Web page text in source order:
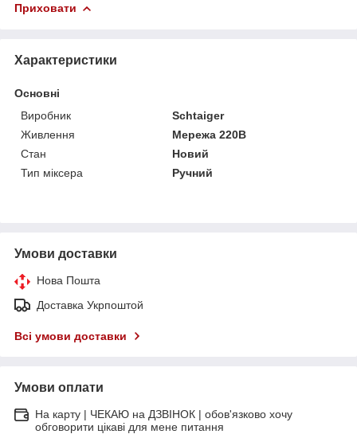
Приховати
Характеристики
Основні
Виробник
Schtaiger
Живлення
Мережа 220В
Стан
Новий
Тип міксера
Ручний
Умови доставки
Нова Пошта
Доставка Укрпоштой
Всі умови доставки
Умови оплати
На карту | ЧЕКАЮ на ДЗВІНОК | обов'язково хочу
обговорити цікаві для мене питання